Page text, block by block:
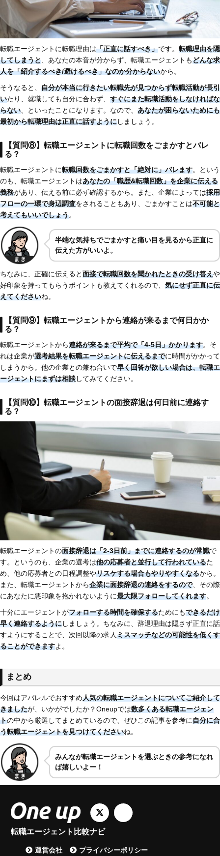
転職エージェントに転職理由は「正直に話すべき」です。 転職理由を隠
してしまうと 、あなたの本音が分からず、転職エージェントもどんな求
人を「紹介するべき/避けるべき」なのか分からないから。
そうなると、 自分が本当に行きたい転職先が見つからず転職活動が長引
いたり、就職しても自分に合わず、 すぐにまた転職活動をしなければな
らない 、といったことになります。なので、 あなたが困らないためにも
最初から転職理由は正直に話すようにしましょう。
【質問⑧】転職エージェントに転職回数をごまかすとバレ
る？
転職エージェントに転職回数をごまかすと「絶対に」バレます。という
のも、転職エージェントはあなたの「職歴&転職回数」を企業に伝える
義務があり、伝える前に必ず確認するから。また、企業によっては採用
フローの一環で身辺調査をされることもあり、ごまかすことは不可能と
考えてもいいでしょう。
半端な気持ちでごまかすと痛い目を見るから正直に
伝えた方がいいよ。
ちなみに、正確に伝えると面接で転職回数を聞かれたときの受け答えや
好印象を持ってもらうポイントも教えてくれるので、 気にせず正直に伝
えてくださいね。
【質問⑨】転職エージェントから連絡が来るまで何日かか
る？
転職エージェントから連絡が来るまで平均で「4-5日」かかります。そ
れは企業が選考結果を転職エージェントに伝えるまでに時間がかかって
しまうから。他の企業との兼ね合いで早く回答が欲しい場合は、転職エ
ージェントにまずは相談してみてください。
【質問⑩】転職エージェントの面接辞退は何日前に連絡す
る？
転職エージェントの面接辞退は「2-3日前」までに連絡するのが常識で
す。というのも、企業の選考は他の応募者と並行して行われているた
め、他の応募者との日程調整やリスケする場合もやりやすくなるから。
また、転職エージェントから企業に面接辞退の連絡をするので、その際
にあなたに悪印象を抱かれないように最大限フォローしてくれます。
十分にエージェントがフォローする時間を確保するためにもできるだけ
早く連絡するようにしましょう。ちなみに、辞退理由は隠さず正直に話
すようにすることで、次回以降の求人ミスマッチなどの可能性を低くす
ることができますよ。
まとめ
今回はアパレルでおすすめ人気の転職エージェントについてご紹介して
きましたが、いかがでしたか？Oneupでは数多くある転職エージェン
トの中から厳選してまとめているので、ぜひこの記事を参考に自分に合
う転職エージェントを見つけてくださいね。
みんなが転職エージェントを選ぶときの参考になれ
ば嬉しいよー！
転職エージェント比較ナビ
運営会社 プライバシーポリシー